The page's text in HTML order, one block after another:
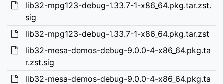
lib32-mpg123-debug-1.33.7-1-x86_64.pkg.tar.zst.
sig
lib32-mpg123-debug-1.33.7-1-x86_64.pkg.tar.zst
lib32-mesa-demos-debug-9.0.0-4-x86_64.pkg.ta
r.zst.sig
lib32-mesa-demos-debug-9.0.0-4-x86_64.pkg.ta